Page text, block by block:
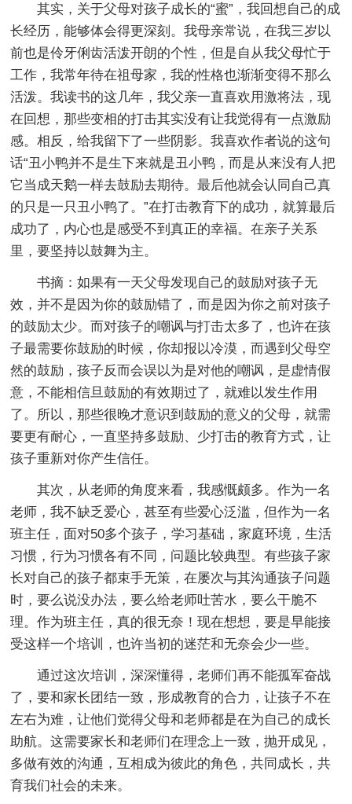
其实，关于父母对孩子成长的“蜜”，我回想自己的成
长经历，能够体会得更深刻。我母亲常说，在我三岁以
前也是伶牙俐齿活泼开朗的个性，但是自从我父母忙于
工作，我常年待在祖母家，我的性格也渐渐变得不那么
活泼。我读书的这几年，我父亲一直喜欢用激将法，现
在回想，那些变相的打击其实没有让我觉得有一点激励
感。相反，给我留下了一些阴影。我喜欢作者说的这句
话“丑小鸭并不是生下来就是丑小鸭，而是从来没有人把
它当成天鹅一样去鼓励去期待。最后他就会认同自己真
的只是一只丑小鸭了。”在打击教育下的成功，就算最后
成功了，内心也是感受不到真正的幸福。在亲子关系
里，要坚持以鼓舞为主。
书摘：如果有一天父母发现自己的鼓励对孩子无
效，并不是因为你的鼓励错了，而是因为你之前对孩子
的鼓励太少。而对孩子的嘲讽与打击太多了，也许在孩
子最需要你鼓励的时候，你却报以冷漠，而遇到父母空
然的鼓励，孩子反而会误以为是对他的嘲讽，是虚情假
意，不能相信旦鼓励的有效期过了，就难以发生作用
了。所以，那些很晚才意识到鼓励的意义的父母，就需
要更有耐心，一直坚持多鼓励、少打击的教育方式，让
孩子重新对你产生信任。
其次，从老师的角度来看，我感慨颇多。作为一名
老师，我不缺乏爱心，甚至有些爱心泛滥，但作为一名
班主任，面对50多个孩子，学习基础，家庭环境，生活
习惯，行为习惯各有不同，问题比较典型。有些孩子家
长对自己的孩子都束手无策，在屡次与其沟通孩子问题
时，要么说没办法，要么给老师吐苦水，要么干脆不
理。作为班主任，真的很无奈！现在想想，要是早能接
受这样一个培训，也许当初的迷茫和无奈会少一些。
通过这次培训，深深懂得，老师们再不能孤军奋战
了，要和家长团结一致，形成教育的合力，让孩子不在
左右为难，让他们觉得父母和老师都是在为自己的成长
助航。这需要家长和老师们在理念上一致，抛开成见，
多做有效的沟通，互相成为彼此的角色，共同成长，共
育我们社会的未来。